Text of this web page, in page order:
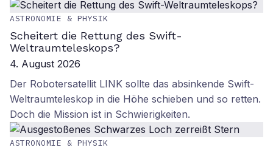
ASTRONOMIE & PHYSIK
Scheitert die Rettung des Swift-
Weltraumteleskops?
4. August 2026
Der Robotersatellit LINK sollte das absinkende Swift-
Weltraumteleskop in die Höhe schieben und so retten.
Doch die Mission ist in Schwierigkeiten.
ASTRONOMIE & PHYSIK